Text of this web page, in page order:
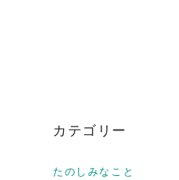
カテゴリー
たのしみなこと